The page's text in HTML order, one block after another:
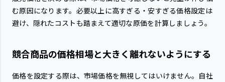
む原因になります。必要以上に高すぎる・安すぎる価格設定は
避け、隠れたコストも踏まえて適切な原価を計算しましょう。
競合商品の価格相場と大きく離れないようにする
価格を設定する際は、市場価格を無視してはいけません。自社